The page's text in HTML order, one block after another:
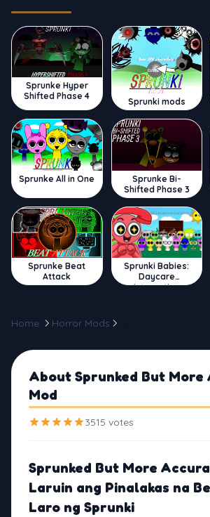
Sprunke Hyper
Shifted Phase 4
Sprunki mods
Sprunke All in One
Sprunke Bi-
Shifted Phase 3
Sprunke Beat
Attack
Sprunki Babies:
Daycare
Interactive
Home Horror Mods
About Sprunked But More
Mod
3515 votes
Sprunked But More
Laruin ang Pinalakas na
Laro ng Sprunki